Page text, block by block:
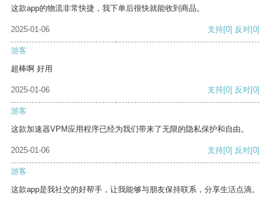
这款app的物流非常快捷，我下单后很快就能收到商品。
2025-01-06 支持[0] 反对[0]
游客
超棒啊 好用
2025-01-06 支持[0] 反对[0]
游客
这款加速器VPM应用程序已经为我们带来了无限的隐私保护和自由。
2025-01-06 支持[0] 反对[0]
游客
这款app是我社交的好帮手，让我能够与朋友保持联系，分享生活点滴。